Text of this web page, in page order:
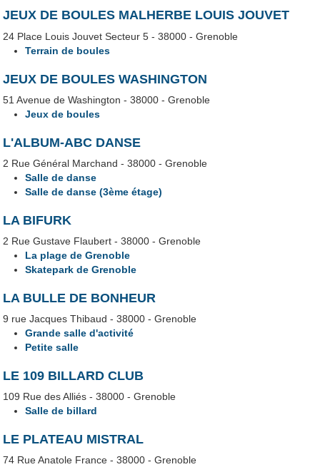
JEUX DE BOULES MALHERBE LOUIS JOUVET
24 Place Louis Jouvet Secteur 5 - 38000 - Grenoble
Terrain de boules
JEUX DE BOULES WASHINGTON
51 Avenue de Washington - 38000 - Grenoble
Jeux de boules
L'ALBUM-ABC DANSE
2 Rue Général Marchand - 38000 - Grenoble
Salle de danse
Salle de danse (3ème étage)
LA BIFURK
2 Rue Gustave Flaubert - 38000 - Grenoble
La plage de Grenoble
Skatepark de Grenoble
LA BULLE DE BONHEUR
9 rue Jacques Thibaud - 38000 - Grenoble
Grande salle d'activité
Petite salle
LE 109 BILLARD CLUB
109 Rue des Alliés - 38000 - Grenoble
Salle de billard
LE PLATEAU MISTRAL
74 Rue Anatole France - 38000 - Grenoble